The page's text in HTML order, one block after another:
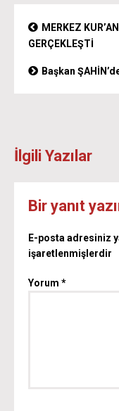
MERKEZ
GERÇEKLEŞTİ
Başkan
İlgili Yazılar
Bir yanıt
E-posta adresiniz
işaretlenmişlerdir
Yorum *